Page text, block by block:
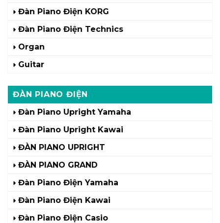
Đàn Piano Điện KORG
Đàn Piano Điện Technics
Organ
Guitar
ĐÀN PIANO ĐIỆN
Đàn Piano Upright Yamaha
Đàn Piano Upright Kawai
ĐÀN PIANO UPRIGHT
ĐÀN PIANO GRAND
Đàn Piano Điện Yamaha
Đàn Piano Điện Kawai
Đàn Piano Điện Casio